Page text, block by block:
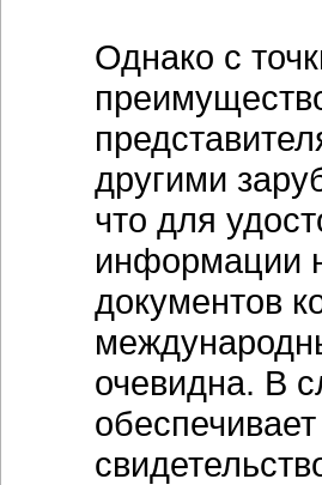
Однако с
другими
что для
информации
документов
очевидна. В